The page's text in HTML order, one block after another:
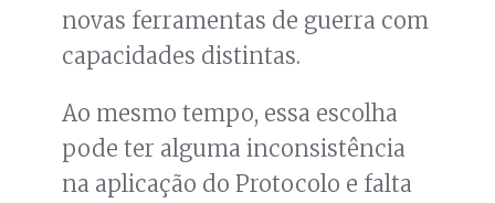
novas ferramentas de guerra com
capacidades distintas.
Ao mesmo tempo, essa escolha
pode ter alguma inconsistência
na aplicação do Protocolo e falta